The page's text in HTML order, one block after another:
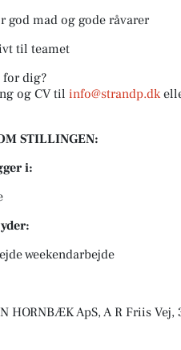
god mad og gode råvarer
til teamet
for dig?
og CV til info@strandp.dk
STILLINGEN:
i:
weekendarbejde
HORNBÆK ApS, A R Friis